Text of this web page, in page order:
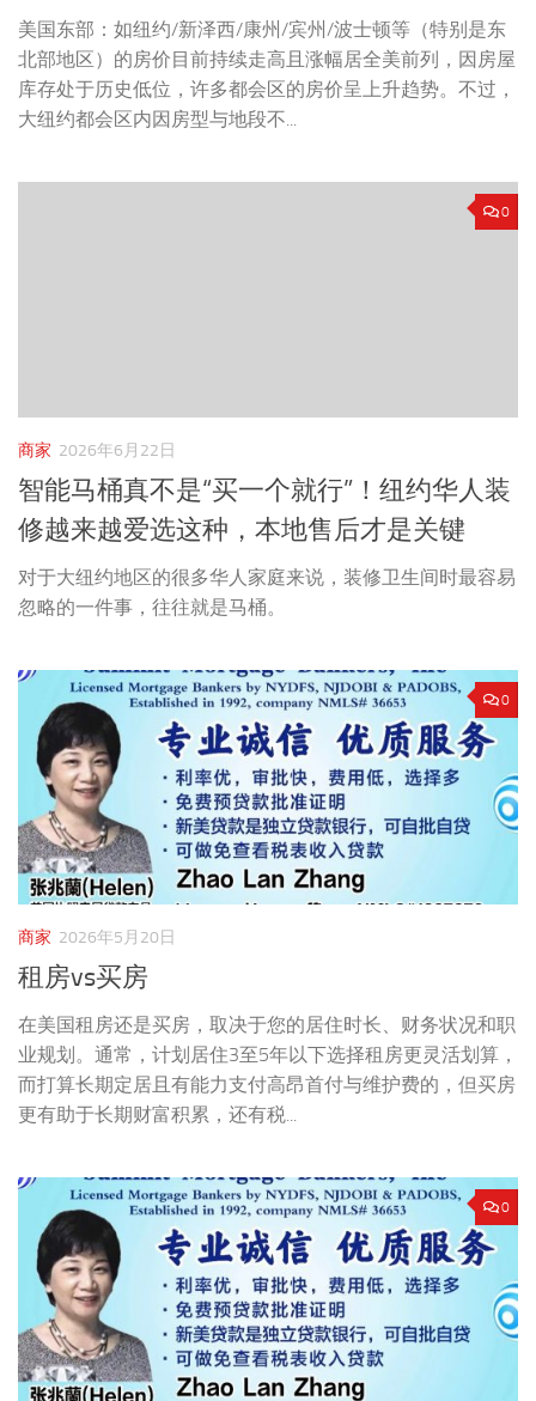
美国东部：如纽约/新泽西/康州/宾州/波士顿等（特别是东
北部地区）的房价目前持续走高且涨幅居全美前列，因房屋
库存处于历史低位，许多都会区的房价呈上升趋势。不过，
大纽约都会区内因房型与地段不...
0
商家 2026年6月22日
智能马桶真不是“买一个就行”！纽约华人装
修越来越爱选这种，本地售后才是关键
对于大纽约地区的很多华人家庭来说，装修卫生间时最容易
忽略的一件事，往往就是马桶。
0
商家 2026年5月20日
租房vs买房
在美国租房还是买房，取决于您的居住时长、财务状况和职
业规划。通常，计划居住3至5年以下选择租房更灵活划算，
而打算长期定居且有能力支付高昂首付与维护费的，但买房
更有助于长期财富积累，还有税...
0